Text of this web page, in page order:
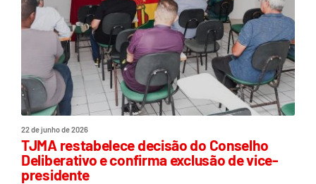
22 de junho de 2026
TJMA restabelece decisão do Conselho
Deliberativo e confirma exclusão de vice-
presidente